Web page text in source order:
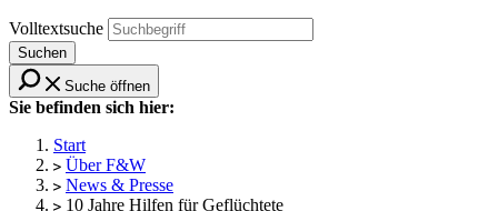
Volltextsuche
Suchen
Suche öffnen
Sie befinden sich hier:
Start
Über F&W
News & Presse
10 Jahre Hilfen für Geflüchtete